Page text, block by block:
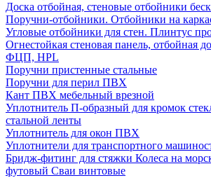
Доска отбойная, стеновые отбойники
Поручни-отбойники. Отбойники на
Угловые отбойники для стен. Плинтус
Огнестойкая стеновая панель, отбойная
ФЦП, HPL
Поручни пристенные стальные
Поручни для перил ПВХ
Кант ПВХ мебельный врезной
Уплотнитель П-образный для кромок
стальной ленты
Уплотнитель для окон ПВХ
Уплотнители для транспортного
Бридж-фитинг для стяжки Колеса на
футовый Сваи винтовые